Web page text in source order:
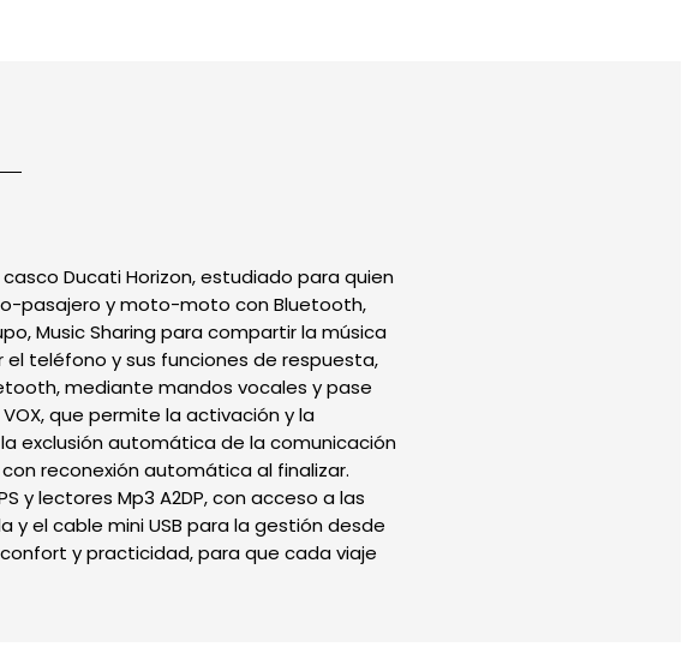
Ducati Horizon, estudiado para quien
pasajero y moto-moto con Bluetooth,
Music Sharing para compartir la música
teléfono y sus funciones de respuesta,
mediante mandos vocales y pase
que permite la activación y la
exclusión automática de la comunicación
reconexión automática al finalizar.
y lectores Mp3 A2DP, con acceso a las
el cable mini USB para la gestión desde
y practicidad, para que cada viaje